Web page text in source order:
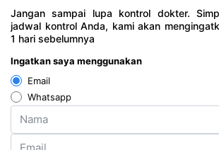
dan dapat digunakan secara mandiri atau